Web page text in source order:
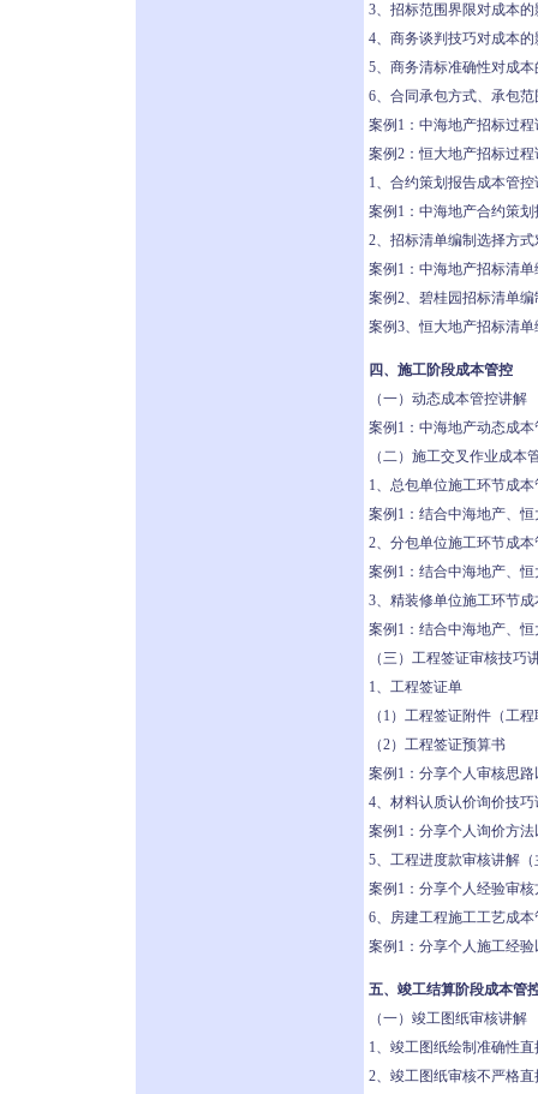
3、招标范围界限对成本的
4、商务谈判技巧对成本的
5、商务清标准确性对成本
6、合同承包方式、承包
案例1：中海地产招标过
案例2：恒大地产招标过
1、合约策划报告成本管控
案例1：中海地产合约策
2、招标清单编制选择方
案例1：中海地产招标清
案例2、碧桂园招标清单
案例3、恒大地产招标清
四、施工阶段成本管控
（一）动态成本管控讲解
案例1：中海地产动态成
（二）施工交叉作业成本
1、总包单位施工环节成
案例1：结合中海地产、
2、分包单位施工环节成
案例1：结合中海地产、
3、精装修单位施工环节
案例1：结合中海地产、
（三）工程签证审核技巧
1、工程签证单
（1）工程签证附件（工
（2）工程签证预算书
案例1：分享个人审核思
4、材料认质认价询价技
案例1：分享个人询价方
5、工程进度款审核讲解
案例1：分享个人经验审
6、房建工程施工工艺成
案例1：分享个人施工经
五、竣工结算阶段成本管
（一）竣工图纸审核讲解
1、竣工图纸绘制准确性
2、竣工图纸审核不严格